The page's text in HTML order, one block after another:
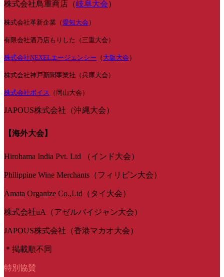
株式会社鳥重商店（岐阜大会）
株式会社革新企業（愛知大会 ）
有限会社酒乃店もりした（三重大会）
株式会社NEXELエージェンシー （ 大阪大会 ）
株式会社神戸新聞事業社（兵庫大会）
株式会社ボイス （岡山大会）
JAPOUS株式会社（沖縄大会）
【海外大会】
Hirohama India Pvt. Ltd （インド大会）
Philippine Wine Merchants（フィリピン大会）
Amata Organize Co.,Ltd（タイ大会）
株式会社uA（アゼルバイジャン大会）
JAPOUS株式会社（香港マカオ大会）
＊掲載順不同
特別協賛